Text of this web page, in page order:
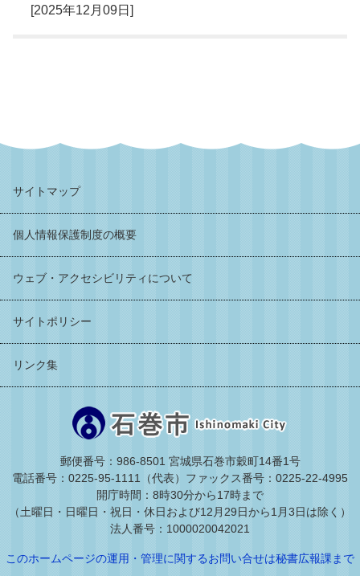
[2025年12月09日]
サイトマップ
個人情報保護制度の概要
ウェブ・アクセシビリティについて
サイトポリシー
リンク集
郵便番号：986-8501 宮城県石巻市穀町14番1号
電話番号：0225-95-1111（代表） ファックス番号：0225-22-4995
開庁時間：8時30分から17時まで
（土曜日・日曜日・祝日・休日および12月29日から1月3日は除く）
法人番号：1000020042021
このホームページの運用・管理に関するお問い合せは秘書広報課まで